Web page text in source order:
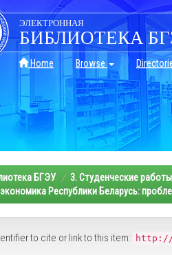
ЭЛЕКТРОННАЯ
БИБЛИОТЕКА
Home Browse
БГЭУ 3. Студенческие работы
Республики Беларусь:
to cite or link to this item: http://